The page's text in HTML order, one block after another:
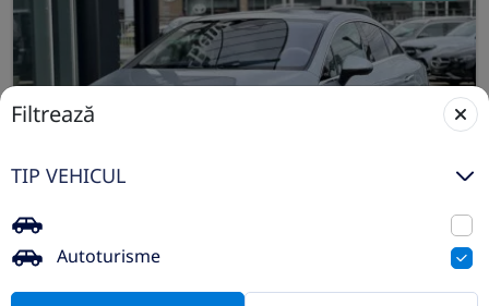
Mercedes-Benz EQE 350+
Filtrează
TIP VEHICUL
Autoturisme